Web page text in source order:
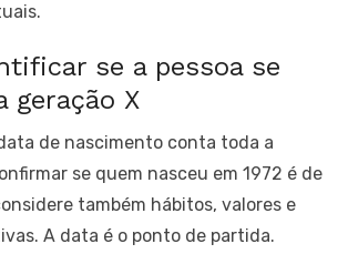
se a pessoa se
geração X
de nascimento conta toda a
se quem nasceu em 1972 é de
também hábitos, valores e
A data é o ponto de partida.